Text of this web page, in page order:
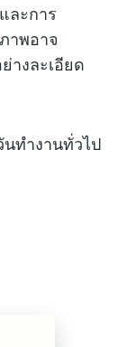
ละการ
าพอาจ
างละเอียด
ทำงานทั่วไป